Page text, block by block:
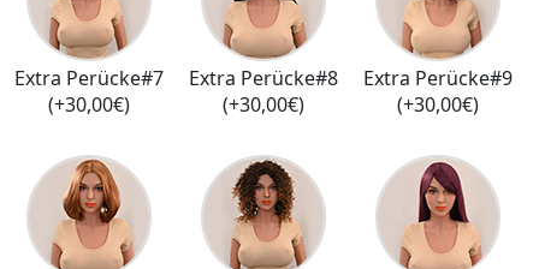
Extra Perücke#7
(+30,00€)
Extra Perücke#8
(+30,00€)
Extra Perücke#9
(+30,00€)